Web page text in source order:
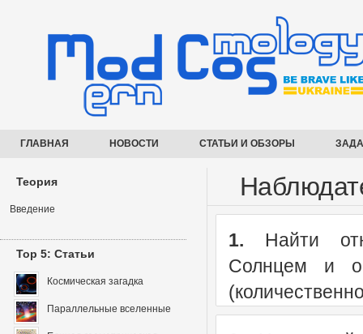
ГЛАВНАЯ НОВОСТИ СТАТЬИ И ОБЗОРЫ
1. Найти
Солнцем и
Теория
Введение
Top 5: Статьи
Космическая загадка
Параллельные вселенные